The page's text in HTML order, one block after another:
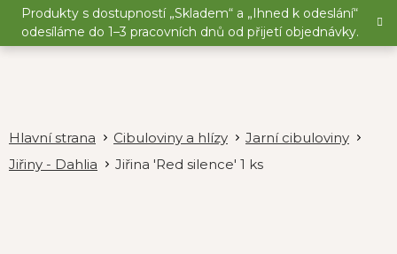
Přejít
obsah
Produkty s dostupností „Skladem“ a „Ihned k odeslání“
odesíláme do 1–3 pracovních dnů od přijetí objednávky.
Cibuloviny a hlízy
Jarní cibuloviny
Jiřiny - Dahlia
Jiřina 'Red silence' 1 ks